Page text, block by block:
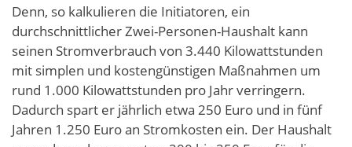
Denn, so kalkulieren die Initiatoren, ein
durchschnittlicher Zwei-Personen-Haushalt kann
seinen Stromverbrauch von 3.440 Kilowattstunden
mit simplen und kostengünstigen Maßnahmen um
rund 1.000 Kilowattstunden pro Jahr verringern.
Dadurch spart er jährlich etwa 250 Euro und in fünf
Jahren 1.250 Euro an Stromkosten ein. Der Haushalt